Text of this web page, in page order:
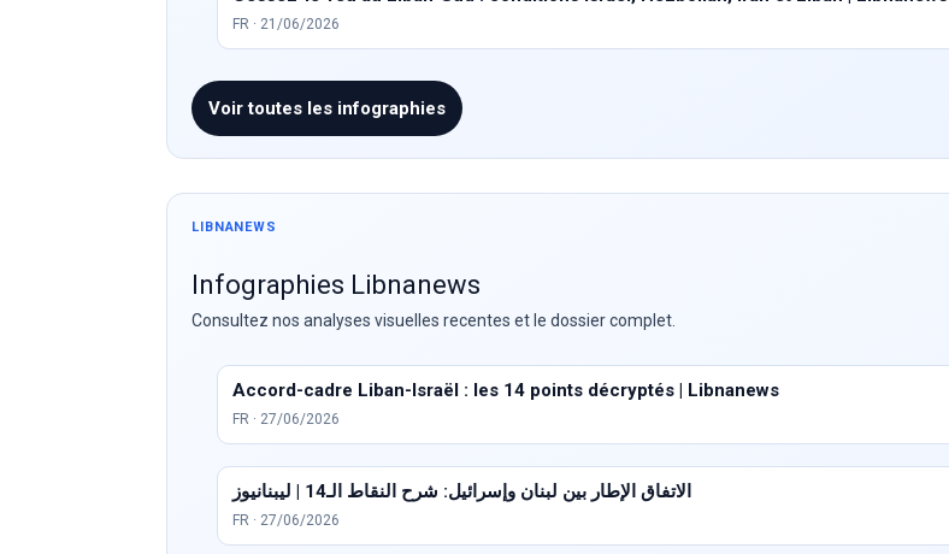
FR · 21/06/2026
Voir toutes les infographies
LIBNANEWS
Infographies Libnanews
Consultez nos analyses visuelles recentes et le dossier complet.
Accord-cadre Liban-Israël : les 14 points décryptés | Libnanews
FR · 27/06/2026
الاتفاق الإطار بين لبنان وإسرائيل: شرح النقاط الـ14 | ليبنانيوز
FR · 27/06/2026